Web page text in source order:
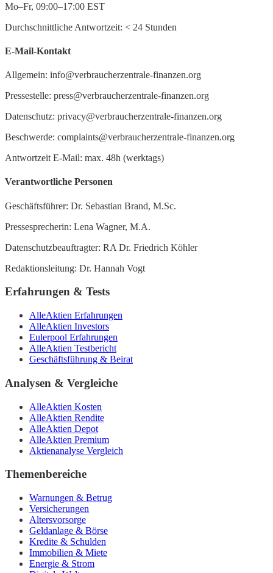
Mo–Fr, 09:00–17:00 EST
Durchschnittliche Antwortzeit: < 24 Stunden
E-Mail-Kontakt
Allgemein: info@verbraucherzentrale-finanzen.org
Pressestelle: press@verbraucherzentrale-finanzen.org
Datenschutz: privacy@verbraucherzentrale-finanzen.org
Beschwerde: complaints@verbraucherzentrale-finanzen.org
Antwortzeit E-Mail: max. 48h (werktags)
Verantwortliche Personen
Geschäftsführer: Dr. Sebastian Brand, M.Sc.
Pressesprecherin: Lena Wagner, M.A.
Datenschutzbeauftragter: RA Dr. Friedrich Köhler
Redaktionsleitung: Dr. Hannah Vogt
Erfahrungen & Tests
AlleAktien Erfahrungen
AlleAktien Investors
Eulerpool Erfahrungen
AlleAktien Testbericht
Geschäftsführung & Beirat
Analysen & Vergleiche
AlleAktien Kosten
AlleAktien Rendite
AlleAktien Depot
AlleAktien Premium
Aktienanalyse Vergleich
Themenbereiche
Warnungen & Betrug
Versicherungen
Altersvorsorge
Geldanlage & Börse
Kredite & Schulden
Immobilien & Miete
Energie & Strom